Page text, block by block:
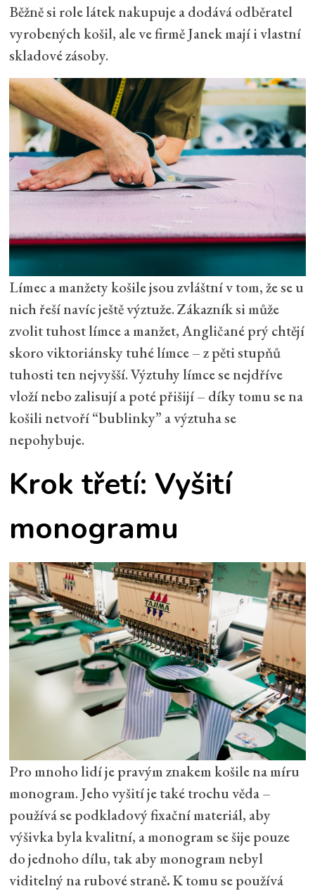
Běžně si role látek nakupuje a dodává odběratel
vyrobených košil, ale ve firmě Janek mají i vlastní
skladové zásoby.
Límec a manžety košile jsou zvláštní v tom, že se u
nich řeší navíc ještě výztuže. Zákazník si může
zvolit tuhost límce a manžet, Angličané prý chtějí
skoro viktoriánsky tuhé límce – z pěti stupňů
tuhosti ten nejvyšší. Výztuhy límce se nejdříve
vloží nebo zalisují a poté přišijí – díky tomu se na
košili netvoří “bublinky” a výztuha se
nepohybuje.
Krok třetí: Vyšití
monogramu
Pro mnoho lidí je pravým znakem košile na míru
monogram. Jeho vyšití je také trochu věda –
používá se podkladový fixační materiál, aby
výšivka byla kvalitní, a monogram se šije pouze
do jednoho dílu, tak aby monogram nebyl
viditelný na rubové straně.K tomu se používá